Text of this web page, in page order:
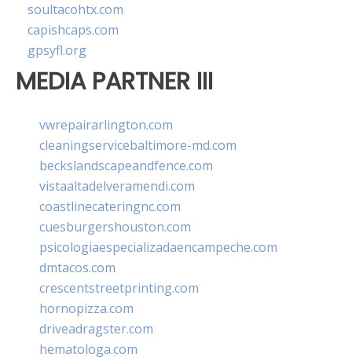
soultacohtx.com
capishcaps.com
gpsyfl.org
MEDIA PARTNER III
vwrepairarlington.com
cleaningservicebaltimore-md.com
beckslandscapeandfence.com
vistaaltadelveramendi.com
coastlinecateringnc.com
cuesburgershouston.com
psicologiaespecializadaencampeche.com
dmtacos.com
crescentstreetprinting.com
hornopizza.com
driveadragster.com
hematologa.com